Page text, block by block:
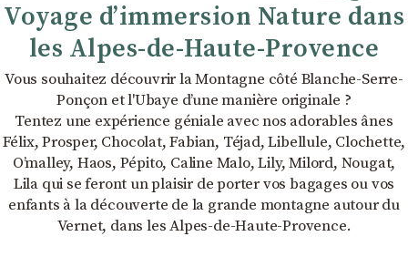
Voyage d’immersion Nature dans
les Alpes-de-Haute-Provence
Vous souhaitez découvrir la Montagne côté Blanche-Serre-
Ponçon et l'Ubaye dʼune manière originale ?
Tentez une expérience géniale avec nos adorables ânes
Félix, Prosper, Chocolat, Fabian, Téjad, Libellule, Clochette,
Oʼmalley, Haos, Pépito, Caline Malo, Lily, Milord, Nougat,
Lila qui se feront un plaisir de porter vos bagages ou vos
enfants à la découverte de la grande montagne autour du
Vernet, dans les Alpes-de-Haute-Provence.